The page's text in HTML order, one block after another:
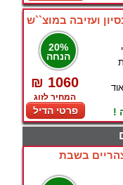
20%
הנחה
₪ 1060
המחיר לזוג
פרטי הדיל !
בשבת